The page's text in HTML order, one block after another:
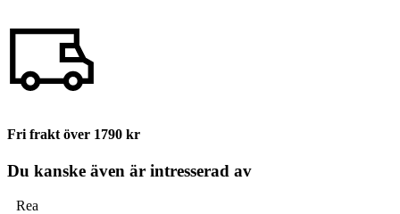
Fri frakt över 1790 kr
Du kanske även är intresserad av
Rea